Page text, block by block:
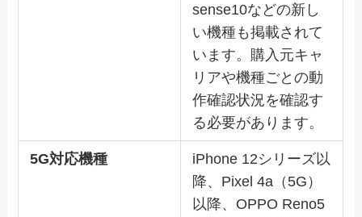
sense10などの新し
い機種も掲載されて
います。購入元キャ
リアや機種ごとの動
作確認状況を確認す
る必要があります。
5G対応機種
iPhone 12シリーズ以
降、Pixel 4a（5G）
以降、OPPO Reno5